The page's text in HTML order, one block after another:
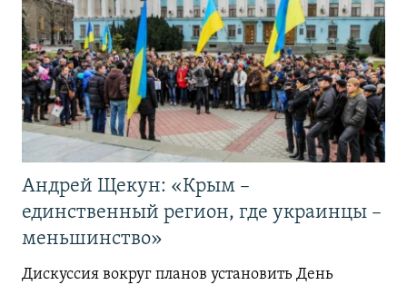
Андрей Щекун: «Крым –
единственный регион, где украинцы –
меньшинство»
Дискуссия вокруг планов установить День